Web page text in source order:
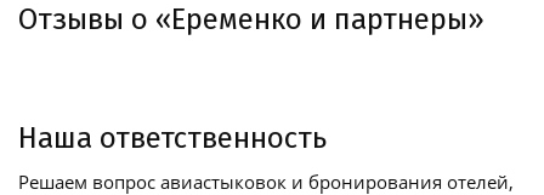
Отзывы о «Еременко и партнеры»
Наша ответственность
Решаем вопрос авиастыковок и бронирования отелей,